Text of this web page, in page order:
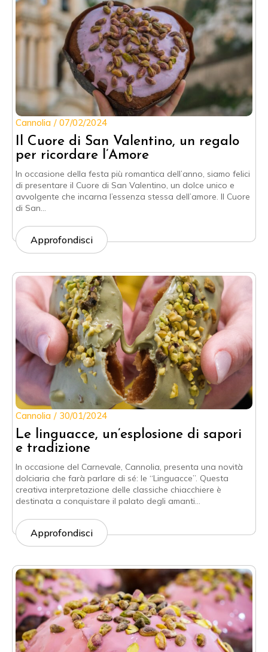
Il Cuore di San Valentino, un regalo
per ricordare l’Amore
Cannolia 07/02/2024
In occasione della festa più romantica dell’anno, siamo felici
di presentare il Cuore di San Valentino, un dolce unico e
avvolgente che incarna l’essenza stessa dell’amore. Il Cuore
di San…
Approfondisci
Le linguacce, un’esplosione di sapori
e tradizione
Cannolia 30/01/2024
In occasione del Carnevale, Cannolia, presenta una novità
dolciaria che farà parlare di sé: le “Linguacce”. Questa
creativa interpretazione delle classiche chiacchiere è
destinata a conquistare il palato degli amanti…
Approfondisci